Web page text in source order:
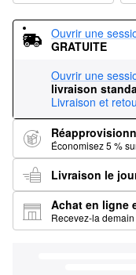
Ouvrir une
GRATUITE
Ouvrir une
livraison
Livraison et
Économisez 5 %
Livraison le
Achat en ligne
Recevez-la demain